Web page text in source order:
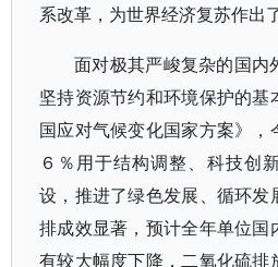
系改革，为世界经济复苏作出
面对极其严峻复杂的国内
坚持资源节约和环境保护的基
国应对气候变化国家方案》，
６％用于结构调整、科技创
设，推进了绿色发展、循环发
排成效显著，预计全年单位国
有较大幅度下降，二氧化硫排